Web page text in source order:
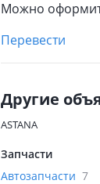
Можно
Перевести
Другие
ASTANA
Запчасти
Автозапчасти 7